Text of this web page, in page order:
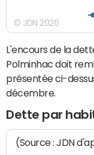
© JDN 2026
L'encours de la
Polminhac doit
présentée ci-
décembre.
Dette par
(Source : JDN